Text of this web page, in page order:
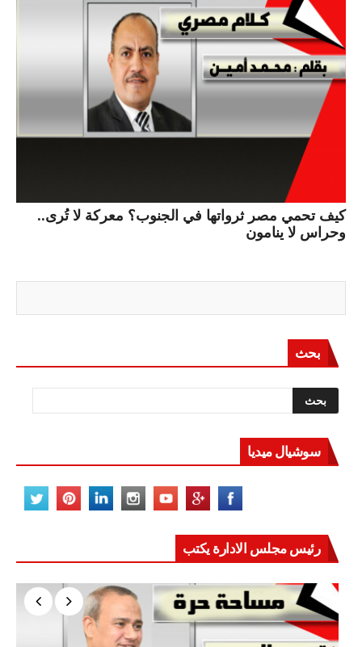
كيف تحمي مصر ثرواتها في الجنوب؟ معركة لا تُرى..
وحراس لا ينامون
بحث
سوشيال ميديا
رئيس مجلس الادارة يكتب